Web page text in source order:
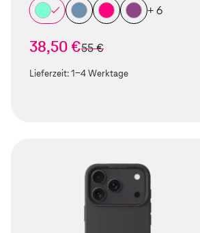
+ 6
38,50 €statt
55 €
Lieferzeit:1-4 Werktage